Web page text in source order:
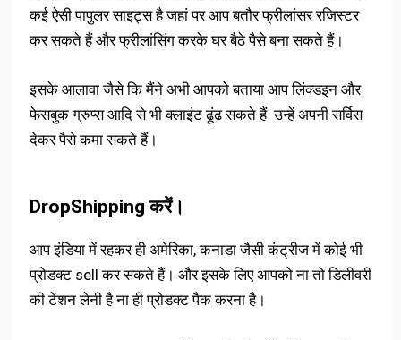
कई ऐसी पापुलर साइट्स है जहां पर आप बतौर फ्रीलांसर रजिस्टर
कर सकते हैं और फ्रीलांसिंग करके घर बैठे पैसे बना सकते हैं।
इसके आलावा जैसे कि मैंने अभी आपको बताया आप लिंक्डइन और
फेसबुक ग्रुप्स आदि से भी क्लाइंट ढूंढ सकते हैं उन्हें अपनी सर्विस
देकर पैसे कमा सकते हैं।
DropShipping करें।
आप इंडिया में रहकर ही अमेरिका, कनाडा जैसी कंट्रीज में कोई भी
प्रोडक्ट sell कर सकते हैं। और इसके लिए आपको ना तो डिलीवरी
की टेंशन लेनी है ना ही प्रोडक्ट पैक करना है।